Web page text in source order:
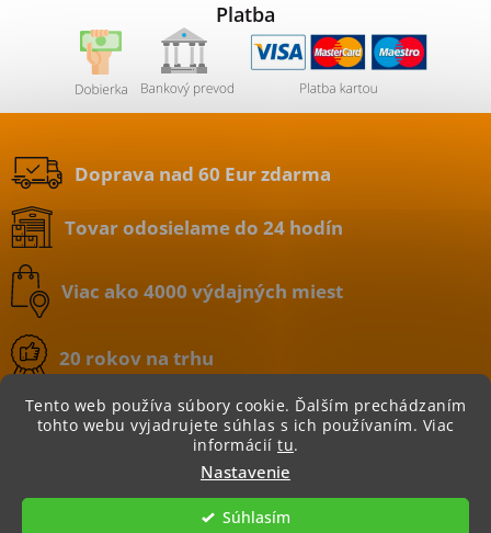
Tento web používa súbory cookie. Ďalším prechádzaním
tohto webu vyjadrujete súhlas s ich používaním. Viac
informácií tu.
Nastavenie
Súhlasím
Platba
Doprava nad 60 Eur zdarma
Tovar odosielame do 24 hodín
Viac ako 4000 výdajných miest
20 rokov na trhu
BATERIE.sk | internetový obchod
Všetky práva vyhradené.